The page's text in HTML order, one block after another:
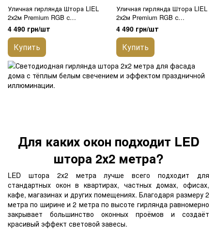
Уличная гирлянда Штора LIEL
2х2м Premium RGB с
мерцанием на черном кабеле
IP65, арт. G074-ST
4 490 грн/шт
Купить
Уличная гирлянда Штора LIEL
2х2м Premium RGB с
мерцанием на белом кабеле
IP65, арт. G078-ST
4 490 грн/шт
Купить
Для каких окон подходит LED
штора 2х2 метра?
LED штора 2х2 метра лучше всего подходит для
стандартных окон в квартирах, частных домах, офисах,
кафе, магазинах и других помещениях. Благодаря размеру 2
метра по ширине и 2 метра по высоте гирлянда равномерно
закрывает большинство оконных проёмов и создаёт
красивый эффект световой завесы.